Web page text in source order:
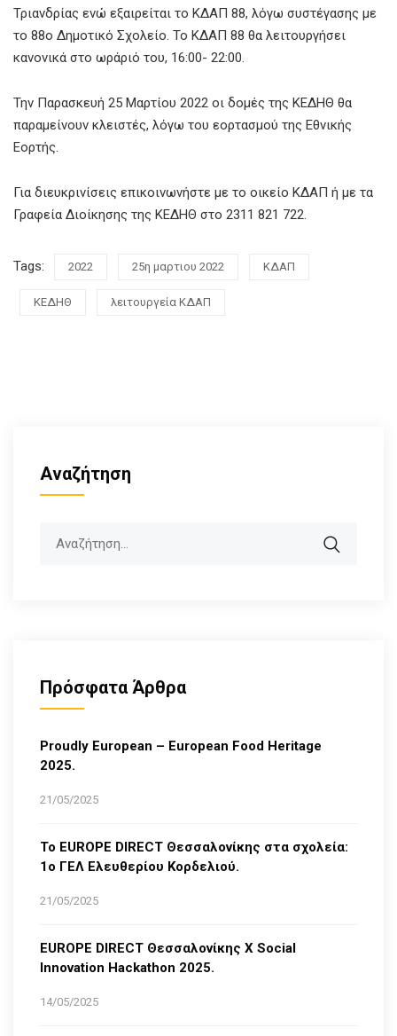
Τριανδρίας ενώ εξαιρείται το ΚΔΑΠ 88, λόγω συστέγασης με
το 88ο Δημοτικό Σχολείο. Το ΚΔΑΠ 88 θα λειτουργήσει
κανονικά στο ωράριό του, 16:00- 22:00.
Την Παρασκευή 25 Μαρτίου 2022 οι δομές της ΚΕΔΗΘ θα
παραμείνουν κλειστές, λόγω του εορτασμού της Εθνικής
Εορτής.
Για διευκρινίσεις επικοινωνήστε με το οικείο ΚΔΑΠ ή με τα
Γραφεία Διοίκησης της ΚΕΔΗΘ στο 2311 821 722.
Tags: 2022 25η μαρτιου 2022 ΚΔΑΠ
ΚΕΔΗΘ λειτουργεία ΚΔΑΠ
Αναζήτηση
Πρόσφατα Άρθρα
Proudly European – European Food Heritage
2025.
21/05/2025
Το EUROPE DIRECT Θεσσαλονίκης στα σχολεία:
1ο ΓΕΛ Ελευθερίου Κορδελιού.
21/05/2025
EUROPE DIRECT Θεσσαλονίκης Χ Social
Innovation Hackathon 2025.
14/05/2025